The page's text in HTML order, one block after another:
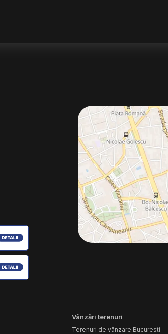
Vânzări terenuri
Terenuri de vânzare Bucuresti